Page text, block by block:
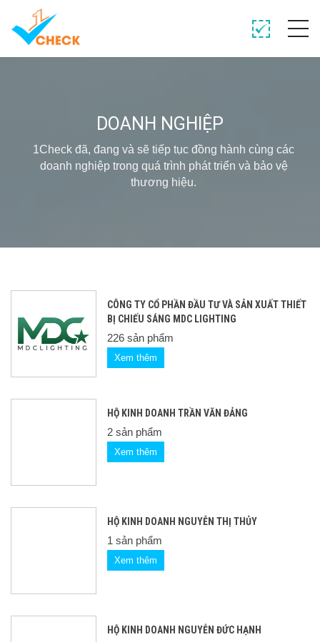
DOANH NGHIỆP
1Check đã, đang và sẽ tiếp tục đồng hành cùng các
doanh nghiệp trong quá trình phát triển và bảo vệ
thương hiệu.
CÔNG TY CỔ PHẦN ĐẦU TƯ VÀ SẢN XUẤT THIẾT
BỊ CHIẾU SÁNG MDC LIGHTING
226 sản phẩm
Xem thêm
HỘ KINH DOANH TRẦN VĂN ĐẢNG
2 sản phẩm
Xem thêm
HỘ KINH DOANH NGUYỄN THỊ THỦY
1 sản phẩm
Xem thêm
HỘ KINH DOANH NGUYỄN ĐỨC HẠNH